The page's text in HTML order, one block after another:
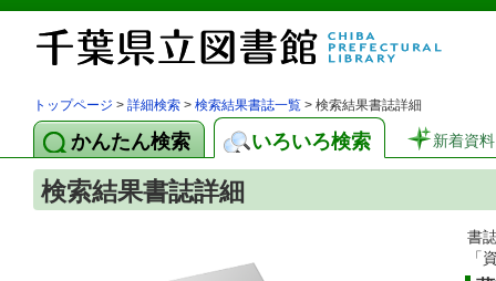
トップページ > 詳細検索 > 検索結果書誌一覧 > 検索結果書誌詳細
かんたん検索 いろいろ検索 新着資料
検索結果書誌詳細
書
「